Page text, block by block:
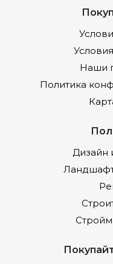
Наши
Политика
Дизайн